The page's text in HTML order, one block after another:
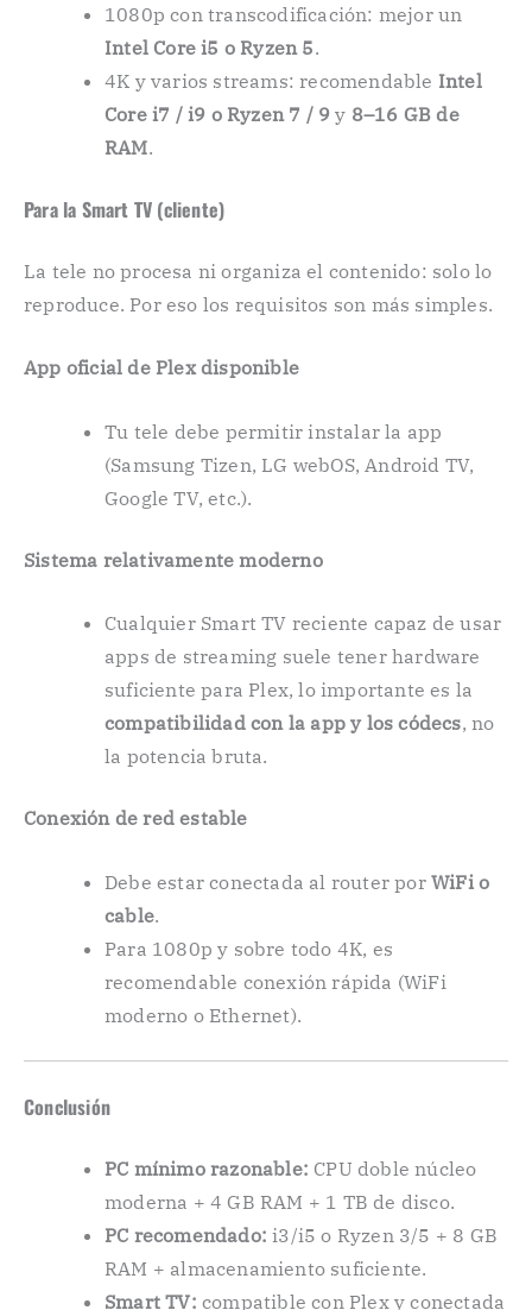
1080p con transcodificación: mejor un
Intel Core i5 o Ryzen 5.
4K y varios streams: recomendable Intel
Core i7 / i9 o Ryzen 7 / 9 y 8–16 GB de
RAM.
Para la Smart TV (cliente)
La tele no procesa ni organiza el contenido: solo lo
reproduce. Por eso los requisitos son más simples.
App oficial de Plex disponible
Tu tele debe permitir instalar la app
(Samsung Tizen, LG webOS, Android TV,
Google TV, etc.).
Sistema relativamente moderno
Cualquier Smart TV reciente capaz de usar
apps de streaming suele tener hardware
suficiente para Plex, lo importante es la
compatibilidad con la app y los códecs, no
la potencia bruta.
Conexión de red estable
Debe estar conectada al router por WiFi o
cable.
Para 1080p y sobre todo 4K, es
recomendable conexión rápida (WiFi
moderno o Ethernet).
Conclusión
PC mínimo razonable: CPU doble núcleo
moderna + 4 GB RAM + 1 TB de disco.
PC recomendado: i3/i5 o Ryzen 3/5 + 8 GB
RAM + almacenamiento suficiente.
Smart TV: compatible con Plex y conectada